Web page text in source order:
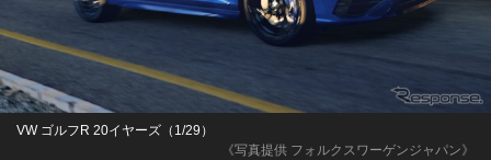
《写真提供 フォルクスワーゲンジャパン》
VW ゴルフR 20イヤーズ（1/29）